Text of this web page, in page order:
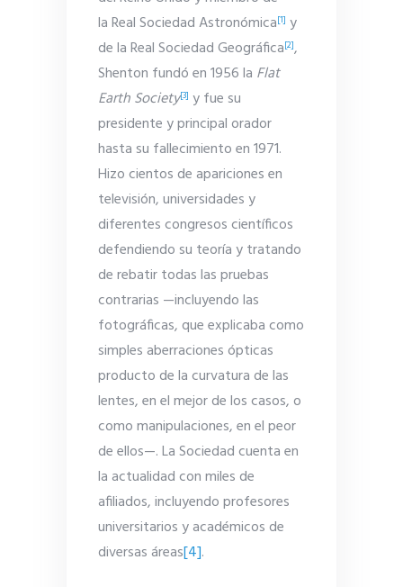
la Real Sociedad Astronómica[1] y
de la Real Sociedad Geográfica[2],
Shenton fundó en 1956 la Flat
Earth Society[3] y fue su
presidente y principal orador
hasta su fallecimiento en 1971.
Hizo cientos de apariciones en
televisión, universidades y
diferentes congresos científicos
defendiendo su teoría y tratando
de rebatir todas las pruebas
contrarias —incluyendo las
fotográficas, que explicaba como
simples aberraciones ópticas
producto de la curvatura de las
lentes, en el mejor de los casos, o
como manipulaciones, en el peor
de ellos—. La Sociedad cuenta en
la actualidad con miles de
afiliados, incluyendo profesores
universitarios y académicos de
diversas áreas[4].